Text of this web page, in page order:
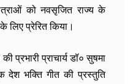
को नवसृजित राज्य के
लिए प्रेरित किया।
प्रभारी प्राचार्य डॉ० सुषमा
देश भक्ति गीत की प्रस्तुति